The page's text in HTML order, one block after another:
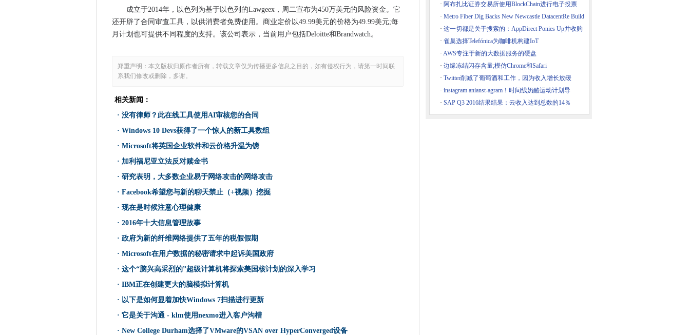
HP希望将Mac转为44核心的Windows PC
三星赢得了与苹果专利斗争的最高法院案例
IBM正在创建更大的脑模拟计算机
科技泰坦对小姐的反LGBT立法升起。，N.C.
数字现实局面落实宽松股份抓地力对全球派对市场的掌握
澳大利亚澳大利亚澳大利亚在2017年达到850亿美元
Blackberry Bangs最终钉在棺材中，让戴迪斯武装你
阿布扎比证券交易所使用BlockChain进行电子投票
Windows 10 Devs获得了一个惊人的新工具数组
JacquelineDoRajas说，每个人都是一个榜样
阿布扎比证券交易所使用BlockChain进行电子投票
FINTECH专家说，青少年应该专注于数据和网络职业生涯
Microsoft将英国企业软件和云价格升温为镑
在麻省理工学院，一瞥我们的技术未来
加利福尼亚立法反对赎金书
阻止Windows 10强制更新而不破坏您的机器，第2部分
这一切都是关于搜索的：AppDirect Ponies Up并收购XENDO
新的赎金软件滥用Windows PowerShell，Word Document宏
成立于2014年，以色列为基于以色列的Lawgeex，周二宣布为450万美元的风险资金。它
还开辟了合同审查工具，以供消费者免费使用。商业定价以49.99美元的价格为49.99美元;每
月计划也可提供不同程度的支持。该公司表示，当前用户包括Deloitte和Brandwatch。
郑重声明：本文版权归原作者所有，转载文章仅为传播更多信息之目的，如有侵权行为，请第一时间联
系我们修改或删除，多谢。
相关新闻：
· 没有律师？此在线工具使用AI审核您的合同
· Windows 10 Devs获得了一个惊人的新工具数组
· Microsoft将英国企业软件和云价格升温为镑
· 加利福尼亚立法反对赎金书
· 研究表明，大多数企业易于网络攻击的网络攻击
· Facebook希望您与新的聊天禁止（+视频）挖掘
· 现在是时候注意心理健康
· 2016年十大信息管理故事
· 政府为新的纤维网络提供了五年的税假假期
· Microsoft在用户数据的秘密请求中起诉美国政府
· 这个“脑兴高采烈的”超级计算机将探索美国核计划的深入学习
· IBM正在创建更大的脑模拟计算机
· 以下是如何显着加快Windows 7扫描进行更新
· 它是关于沟通 - klm使用nexmo进入客户沟槽
· New College Durham选择了VMware的VSAN over HyperConverged设备
· 阿布扎比证券交易所使用BlockChain进行电子投票
· Metro Fiber Dig Backs New Newcastle DatacentRe Build
· 这一切都是关于搜索的：AppDirect Ponies Up并收购
XENDO
· 雀巢选择Telefónica为咖啡机构建IoT
· AWS专注于新的大数据服务的硬盘
· 边缘冻结闪存含量;模仿Chrome和Safari
· Twitter削减了葡萄酒和工作，因为收入增长放缓
· instagram anianst-agram！时间线奶酪运动计划导
· SAP Q3 2016结果结果：云收入达到总数的14％